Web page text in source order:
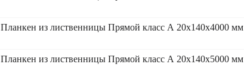
Планкен из лиственницы Прямой класс А 20x140x4000 мм
Планкен из лиственницы Прямой класс А 20x140x5000 мм